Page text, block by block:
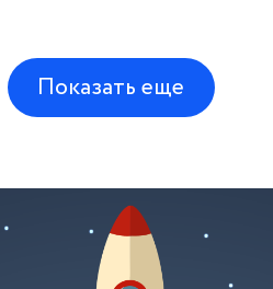
Показать еще